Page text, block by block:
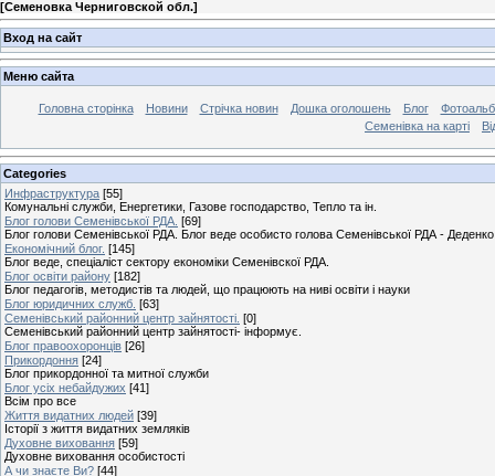
[Семеновка Черниговской обл.]
Вход на сайт
Меню сайта
Головна сторінка Новини Стрічка новин Дошка оголошень Блог
Семенівка на карті
Categories
Инфраструктура [55]
Комунальні служби, Енергетики, Газове господарство, Тепло та ін.
Блог голови Семенівської РДА. [69]
Блог голови Семенівської РДА. Блог веде особисто голова Семенівської РДА -
Економічний блог. [145]
Блог веде, спеціаліст сектору економіки Семенівскої РДА.
Блог освіти району [182]
Блог педагогів, методистів та людей, що працюють на ниві освіти і науки
Блог юридичних служб. [63]
Семенівський районний центр зайнятості. [0]
Семенівський районний центр зайнятості- інформує.
Блог правоохоронців [26]
Прикордоння [24]
Блог прикордонної та митної служби
Блог усіх небайдужих [41]
Всім про все
Життя видатних людей [39]
Історії з життя видатних земляків
Духовне виховання [59]
Духовне виховання особистості
А чи знаєте Ви? [44]